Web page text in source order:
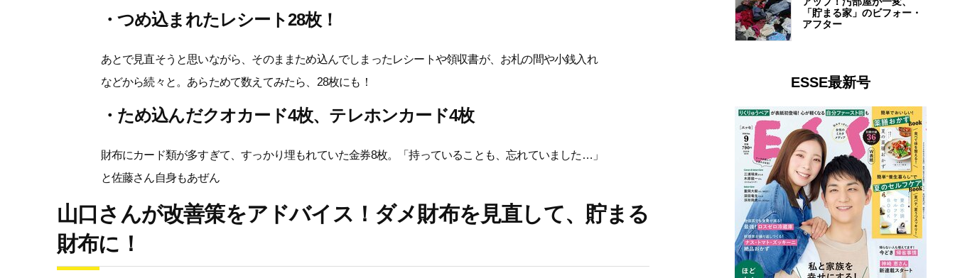
・つめ込まれたレシート28枚！
あとで見直そうと思いながら、そのままため込んでしまったレシートや領収書が、お札の間や小銭入れ
などから続々と。あらためて数えてみたら、28枚にも！
・ため込んだクオカード4枚、テレホンカード4枚
財布にカード類が多すぎて、すっかり埋もれていた金券8枚。「持っていることも、忘れていました…」
と佐藤さん自身もあぜん
山口さんが改善策をアドバイス！ダメ財布を見直して、貯まる
財布に！
「貯まる家」のビフォー・
アフター
ESSE最新号